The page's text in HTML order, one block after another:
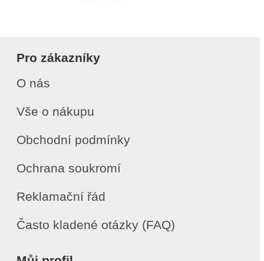
Pro zákazníky
O nás
Vše o nákupu
Obchodní podmínky
Ochrana soukromí
Reklamační řád
Často kladené otázky (FAQ)